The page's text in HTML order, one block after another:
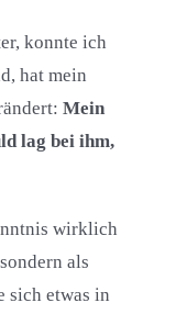
konnte ich
hat mein
Mein
lag bei ihm,
wirklich
als
sich etwas in